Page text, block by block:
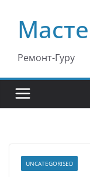
содержимому
Ремонт-Гуру
UNCATEGORISED